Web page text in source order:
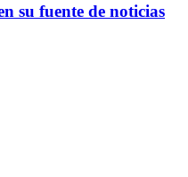
su fuente de noticias